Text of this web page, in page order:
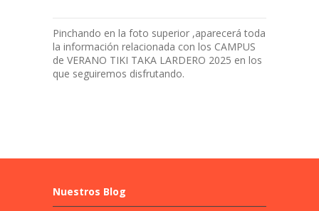
Pinchando en la foto superior ,aparecerá toda
la información relacionada con los CAMPUS
de VERANO TIKI TAKA LARDERO 2025 en los
que seguiremos disfrutando.
Nuestros Blog